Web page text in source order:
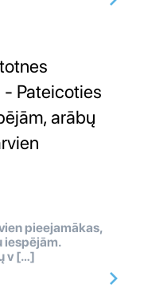
Pateicoties
arābų
pieejamākas,
iespējām.
v […]